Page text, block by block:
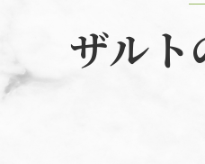
ザル